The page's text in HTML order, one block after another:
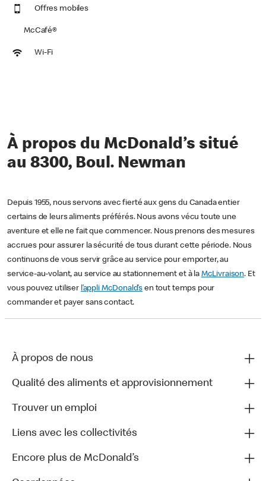
Offres mobiles
McCafé®
Wi-Fi
À propos du McDonald’s situé
au 8300, Boul. Newman
Depuis 1955, nous servons avec fierté aux gens du Canada entier
certains de leurs aliments préférés. Nous avons vécu toute une
aventure et elle ne fait que commencer. Nous prenons des mesures
accrues pour assurer la sécurité de tous durant cette période. Nous
continuons de vous servir grâce au service pour emporter, au
service-au-volant, au service au stationnement et à la McLivraison. Et
vous pouvez utiliser l’appli McDonald’s en tout temps pour
commander et payer sans contact.
À propos de nous
Qualité des aliments et approvisionnement
Trouver un emploi
Liens avec les collectivités
Encore plus de McDonald’s